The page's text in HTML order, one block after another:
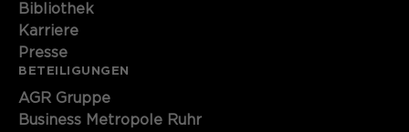
Bibliothek
Karriere
Presse
BETEILIGUNGEN
AGR Gruppe
Business Metropole Ruhr